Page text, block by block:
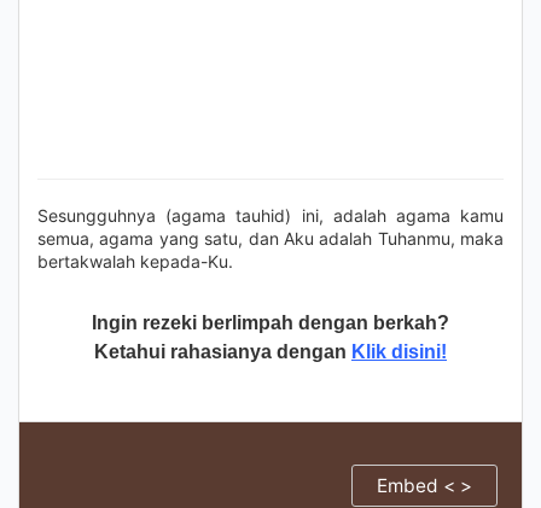
Sesungguhnya (agama tauhid) ini, adalah agama kamu
semua, agama yang satu, dan Aku adalah Tuhanmu, maka
bertakwalah kepada-Ku.
Ingin rezeki berlimpah dengan berkah?
Ketahui rahasianya dengan Klik disini!
Embed < >